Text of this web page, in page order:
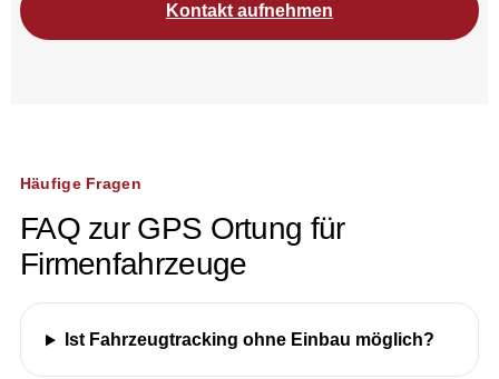
Kontakt aufnehmen
Häufige Fragen
FAQ zur GPS Ortung für
Firmenfahrzeuge
Ist Fahrzeugtracking ohne Einbau möglich?